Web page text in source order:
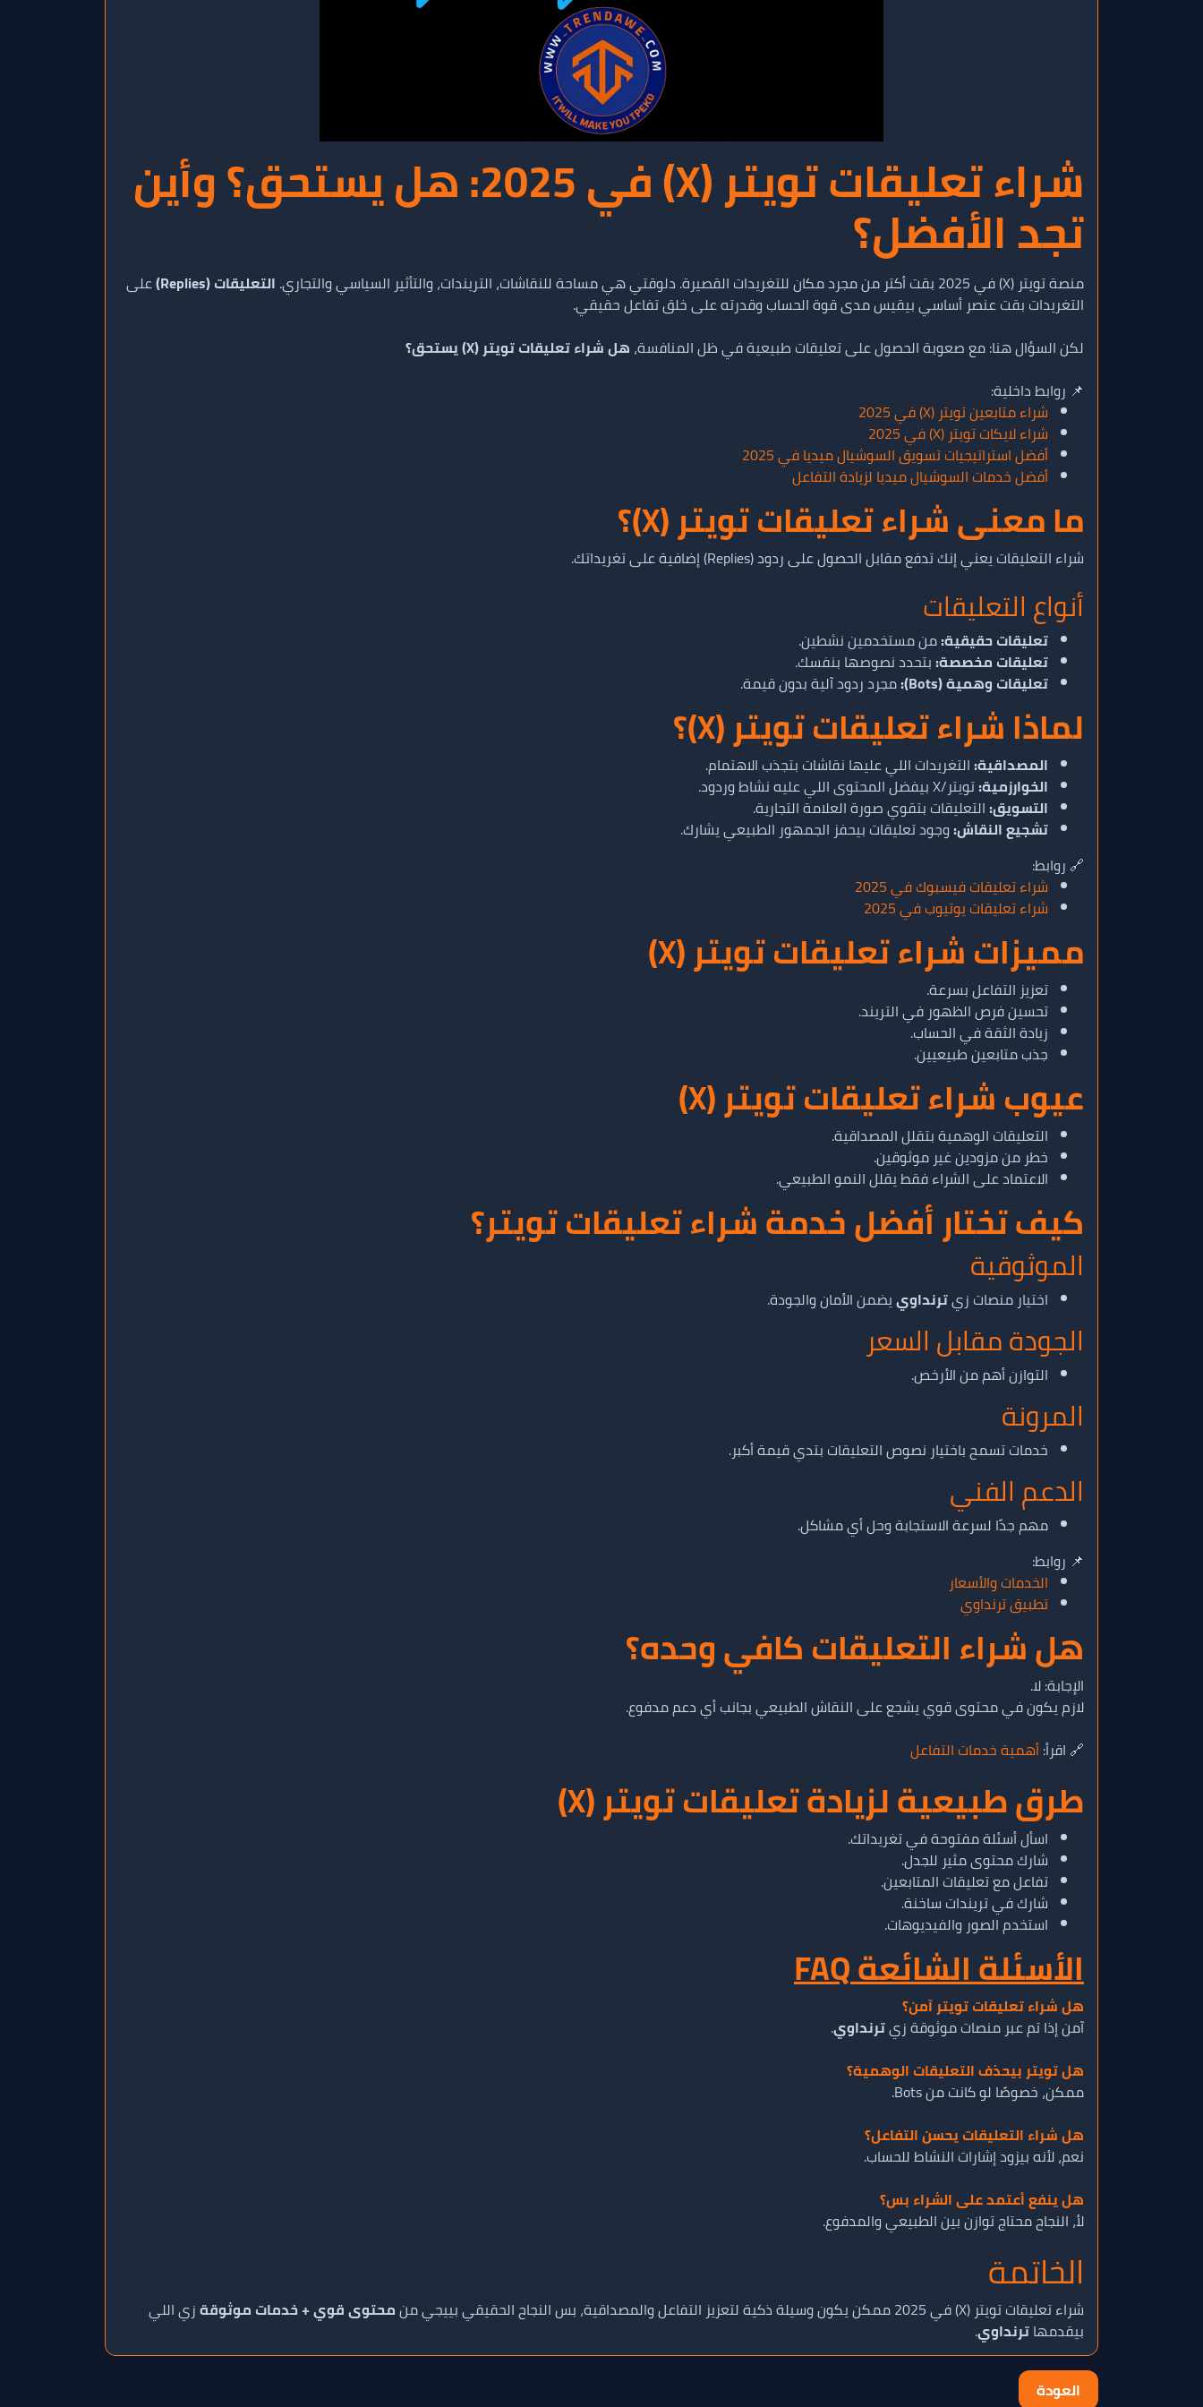
شراء تعليقات تويتر (X) في 2025: هل يستحق؟ وأين
تجد الأفضل؟
منصة تويتر (X) في 2025 بقت أكتر من مجرد مكان للتغريدات القصيرة. دلوقتي هي مساحة للنقاشات، التريندات، والتأثير السياسي والتجاري. التعليقات (Replies)
على
التغريدات بقت عنصر أساسي بيقيس مدى قوة الحساب وقدرته على خلق تفاعل حقيقي.
لكن السؤال هنا: مع صعوبة الحصول على تعليقات طبيعية في ظل المنافسة، هل شراء تعليقات تويتر (X) يستحق؟
📌 روابط داخلية:
شراء متابعين تويتر (X) في 2025
شراء لايكات تويتر (X) في 2025
أفضل استراتيجيات تسويق السوشيال ميديا في 2025
أفضل خدمات السوشيال ميديا لزيادة التفاعل
ما معنى شراء تعليقات تويتر (X)؟
شراء التعليقات يعني إنك تدفع مقابل الحصول على ردود (Replies) إضافية على تغريداتك.
أنواع التعليقات
تعليقات حقيقية:من مستخدمين نشطين.
تعليقات مخصصة: بتحدد نصوصها بنفسك.
تعليقات وهمية (Bots):
مجرد ردود آلية بدون قيمة.
لماذا شراء تعليقات تويتر (X)؟
المصداقية: التغريدات اللي عليها نقاشات بتجذب الاهتمام.
الخوارزمية:تويتر/X بيفضل المحتوى اللي عليه نشاط وردود.
التسويق: التعليقات بتقوي صورة العلامة التجارية.
تشجيع النقاش: وجود تعليقات بيحفز الجمهور الطبيعي يشارك.
🔗 روابط:
شراء تعليقات فيسبوك في 2025
شراء تعليقات يوتيوب في 2025
مميزات شراء تعليقات تويتر (X)
تعزيز التفاعل بسرعة.
تحسين فرص الظهور في التريند.
زيادة الثقة في الحساب.
جذب متابعين طبيعيين.
عيوب شراء تعليقات تويتر (X)
التعليقات الوهمية بتقلل المصداقية.
خطر من مزودين غير موثوقين.
الاعتماد على الشراء فقط يقلل النمو الطبيعي.
كيف تختار أفضل خدمة شراء تعليقات تويتر؟
الموثوقية
اختيار منصات زيترنداوييضمن الأمان والجودة.
الجودة مقابل السعر
التوازن أهم من الأرخص.
المرونة
خدمات تسمح باختيار نصوص التعليقات بتدي قيمة أكبر.
الدعم الفني
مهم جدًا لسرعة الاستجابة وحل أي مشاكل.
📌 روابط:
الخدمات والأسعار
تطبيق ترنداوي
هل شراء التعليقات كافي وحده؟
الإجابة: لا.
لازم يكون في محتوى قوي يشجع على النقاش الطبيعي بجانب أي دعم مدفوع.
🔗 اقرأ:أهمية خدمات التفاعل
طرق طبيعية لزيادة تعليقات تويتر (X)
اسأل أسئلة مفتوحة في تغريداتك.
شارك محتوى مثير للجدل.
تفاعل مع تعليقات المتابعين.
شارك في تريندات ساخنة.
استخدم الصور والفيديوهات.
الأسئلة الشائعة FAQ
هل شراء تعليقات تويتر آمن؟
آمن إذا تم عبر منصات موثوقة زيترنداوي.
هل تويتر بيحذف التعليقات الوهمية؟
ممكن، خصوصًا لو كانت من Bots.
هل شراء التعليقات يحسن التفاعل؟
نعم، لأنه بيزود إشارات النشاط للحساب.
هل ينفع أعتمد على الشراء بس؟
لأ، النجاح محتاج توازن بين الطبيعي والمدفوع.
الخاتمة
شراء تعليقات تويتر (X) في 2025 ممكن يكون وسيلة ذكية لتعزيز التفاعل والمصداقية، بس النجاح الحقيقي بييجي من محتوى قوي + خدمات موثوقةزي اللي
بيقدمهاترنداوي.
العودة